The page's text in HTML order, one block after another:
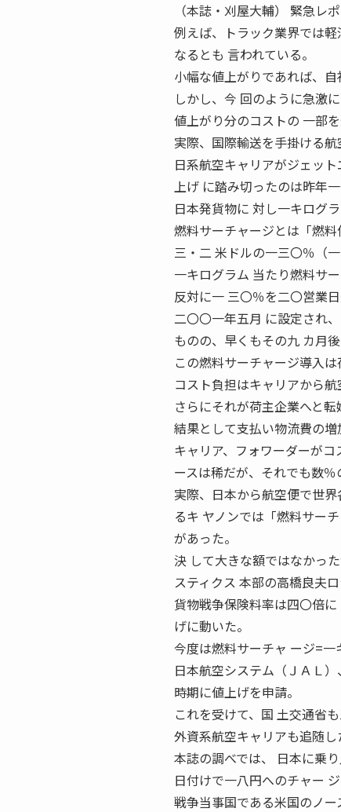
（本誌・刈屋大輔） 緊急レ
例えば、トラック業界では
なるとも 言われている。
小幅な値上がりであれば、
しかし、今 回のように急激
値上がり分のコストの 一部
実際、国際輸送を手掛ける
日系航空キャリアがジェッ
上げ に踏み切ったのは昨年一
日本発貨物に 対し一キログ
燃料サーチャージとは「燃
三・二 米ドルの一三〇％（
一キログラム 当たり燃料サ
反対に一 三〇％を二〇営業
二〇〇一年五月 に設定され
ものの、早くもその九 カ月後
この燃料サーチャージ導入
コスト負担はキャリアから航
さらにそれが荷主企業へと転
結果として支払い物流費の増
キャリア、フォワーダーが
ースは稀だが、それでも数％
実際、日本から航空便で世
るキ ヤノンでは「燃料サー
があった。
決 して大きな額ではなかっ
スティクス 本部の高橋良夫
貨物戦争保険料率は四〇倍
げに動いた。
今度は燃料サーチャ ージ=一
日本航空システム（ＪＡＬ
時期に値上げを申請。
これを受けて、国 土交通省
外資系航空キャリアも追随し
本誌の調べでは、 日本に乗
日付けで一八円へのチャー ジ
戦争当事国である米国のノ